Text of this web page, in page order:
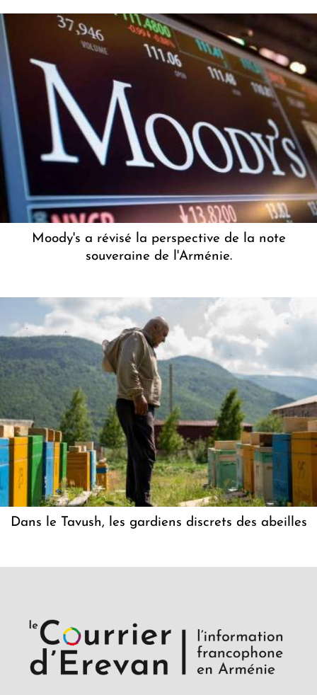
Moody's a révisé la perspective de la note
souveraine de l'Arménie.
Dans le Tavush, les gardiens discrets des abeilles